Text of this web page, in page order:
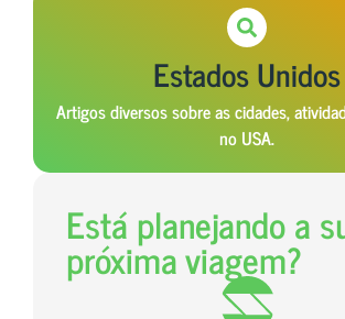
Estados Unidos
Artigos diversos sobre as cidades,
no USA.
Está planejando a
próxima viagem?